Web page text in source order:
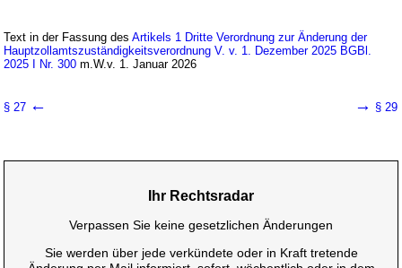
Text in der Fassung desArtikels 1 Dritte Verordnung zur Änderung der
Hauptzollamtszuständigkeitsverordnung V. v. 1. Dezember 2025 BGBl.
2025 I Nr. 300 m.W.v. 1. Januar 2026
§ 27 ← → § 29
Ihr Rechtsradar
Verpassen Sie keine gesetzlichen Änderungen
Sie werden über jede verkündete oder in Kraft tretende